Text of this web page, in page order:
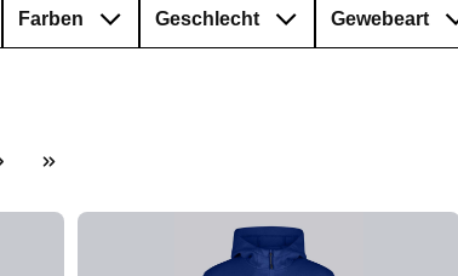
Farben Geschlecht Gewebeart